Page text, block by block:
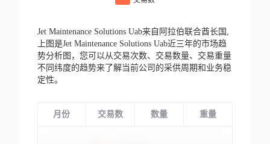
Jet Maintenance Solutions Uab来自阿拉伯联合酋长国,
上图是Jet Maintenance Solutions Uab近三年的市场趋
势分析图，您可以从交易次数、交易数量、交易重量
不同纬度的趋势来了解当前公司的采供周期和业务稳
定性。
月份 交易数 数量 重量